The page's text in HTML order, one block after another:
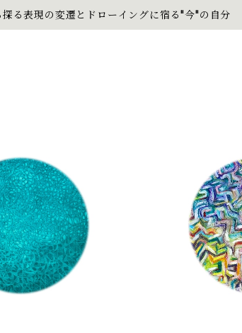
る表現の変遷とドローイングに宿る"今"の自分
草の森（ed.10） / 川田
Yuko
ソラヘノ抽象 /